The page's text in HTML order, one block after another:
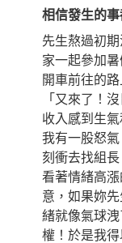
相信發生的
先生熬過初
家一起參加
開車前往的
「又來了！
收入感到生
我有一股怒
刻衝去找組
看著情緒高
意，如果妳
緒就像氣球
權！於是我